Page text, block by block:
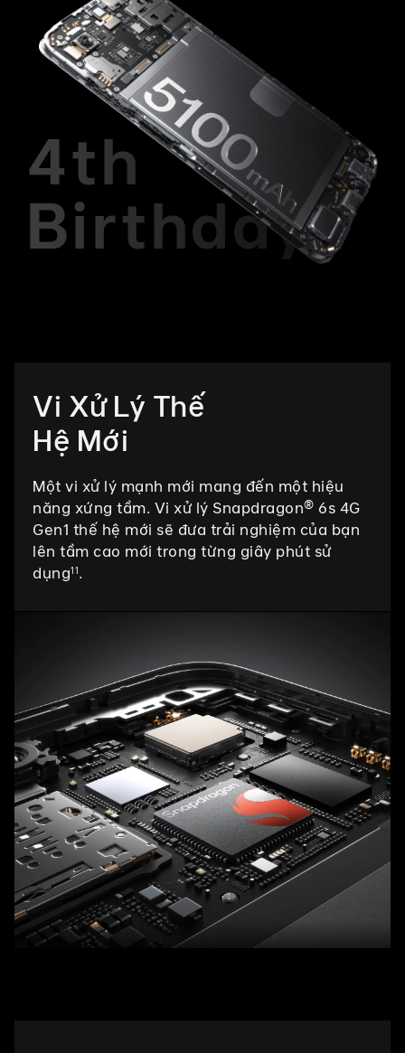
4th
Birthday
Vi Xử Lý Thế
Hệ Mới
Một vi xử lý mạnh mới mang đến một hiệu
năng xứng tầm. Vi xử lý Snapdragon® 6s 4G
Gen1 thế hệ mới sẽ đưa trải nghiệm của bạn
lên tầm cao mới trong từng giây phút sử
dụng11